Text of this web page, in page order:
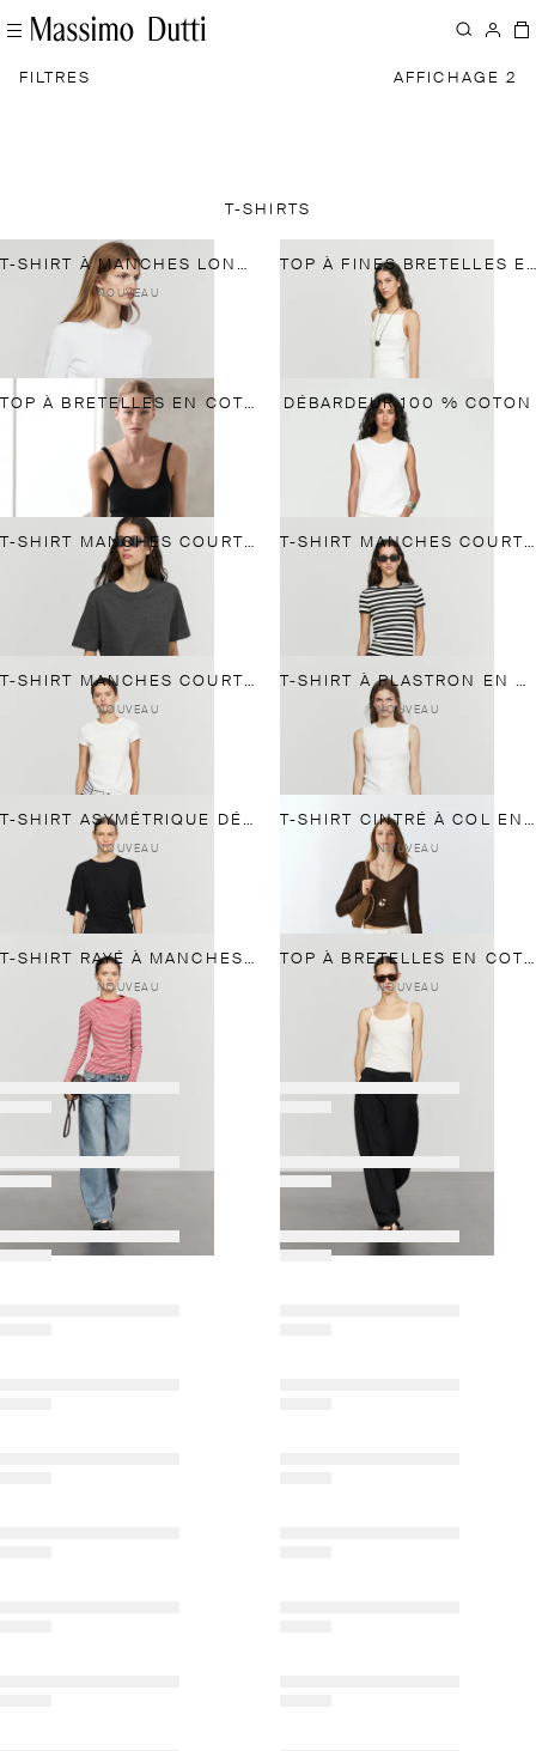
FILTRES AFFICHAGE 2
T-SHIRTS
T-SHIRT À MANCHES LONGUES 100 % COTON
NOUVEAU
TOP À FINES BRETELLES EN COTON MÉLANGÉ
TOP À BRETELLES EN COTON DÉBARDEUR 100 % COTON
T-SHIRT MANCHES COURTES AVEC DÉTAIL POCHE T-SHIRT MANCHES COURTES EN COTON MÉLANGÉ RAYÉ
T-SHIRT MANCHES COURTES SLIM
NOUVEAU
T-SHIRT À PLASTRON EN COTON MÉLANGÉ
NOUVEAU
T-SHIRT ASYMÉTRIQUE DÉTAIL NŒUD
NOUVEAU
T-SHIRT CINTRÉ À COL EN V ET MANCHES LONGUES
NOUVEAU
T-SHIRT RAYÉ À MANCHES LONGUES 100% COTON
NOUVEAU
TOP À BRETELLES EN COTON MÉLANGÉ
NOUVEAU